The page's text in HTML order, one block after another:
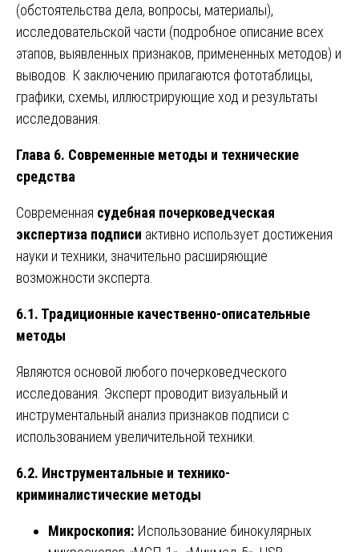
(обстоятельства дела, вопросы, материалы),
исследовательской части (подробное описание всех
этапов, выявленных признаков, примененных методов) и
выводов. К заключению прилагаются фототаблицы,
графики, схемы, иллюстрирующие ход и результаты
исследования.
Глава 6. Современные методы и технические
средства
Современная судебная почерковедческая
экспертиза подписи активно использует достижения
науки и техники, значительно расширяющие
возможности эксперта.
6.1. Традиционные качественно-описательные
методы
Являются основой любого почерковедческого
исследования. Эксперт проводит визуальный и
инструментальный анализ признаков подписи с
использованием увеличительной техники.
6.2. Инструментальные и технико-
криминалистические методы
Микроскопия: Использование бинокулярных